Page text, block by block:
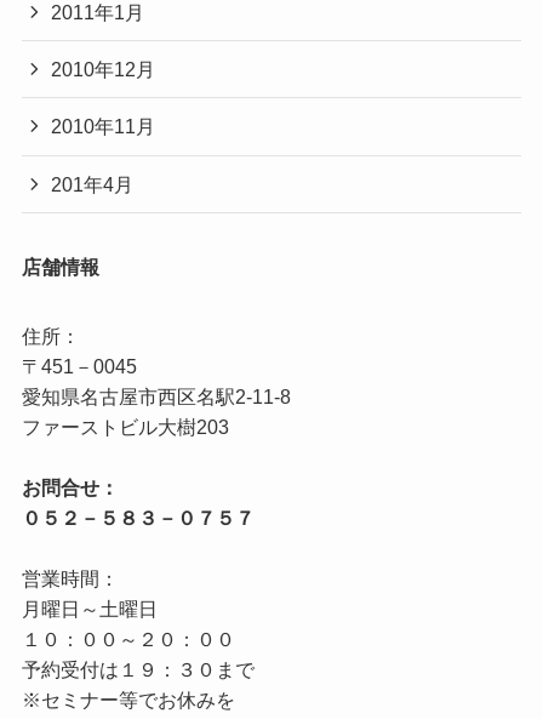
2011年1月
2010年12月
2010年11月
201年4月
店舗情報
住所：
〒451－0045
愛知県名古屋市西区名駅2‐11‐8
ファーストビル大樹203
お問合せ：
営業時間：
月曜日～土曜日
１０：００～２０：００
予約受付は１９：３０まで
※セミナー等でお休みを